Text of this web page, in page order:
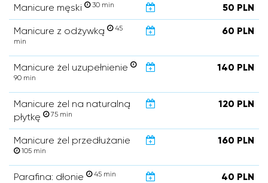
Manicure męski 30 min 50 PLN
Manicure z odżywką
45
min
60 PLN
Manicure żel uzupełnienie
90 min
140 PLN
Manicure żel na naturalną
płytkę
75 min
120 PLN
Manicure żel przedłużanie
105 min
160 PLN
Parafina: dłonie 45 min 40 PLN